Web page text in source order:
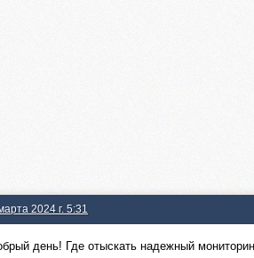
2024 г. 5:31
день! Где отыскать надежный